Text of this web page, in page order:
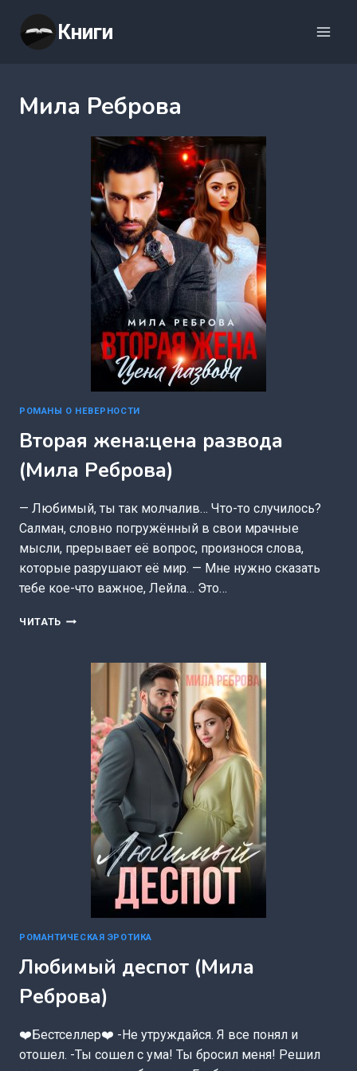
содержимому
Книги
Мила Реброва
РОМАНЫ О НЕВЕРНОСТИ
Вторая жена:цена развода
(Мила Реброва)
— Любимый, ты так молчалив… Что-то случилось?
Салман, словно погружённый в свои мрачные
мысли, прерывает её вопрос, произнося слова,
которые разрушают её мир. — Мне нужно сказать
тебе кое-что важное, Лейла… Это…
ЧИТАТЬ ВТОРАЯ
(МИЛА
РОМАНТИЧЕСКАЯ ЭРОТИКА
Любимый деспот (Мила
Реброва)
❤️Бестселлер❤️ -Не утруждайся. Я все понял и
отошел. -Ты сошел с ума! Ты бросил меня! Решил